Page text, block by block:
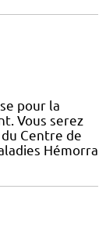
pour la
Vous serez
Centre de
Hémorra